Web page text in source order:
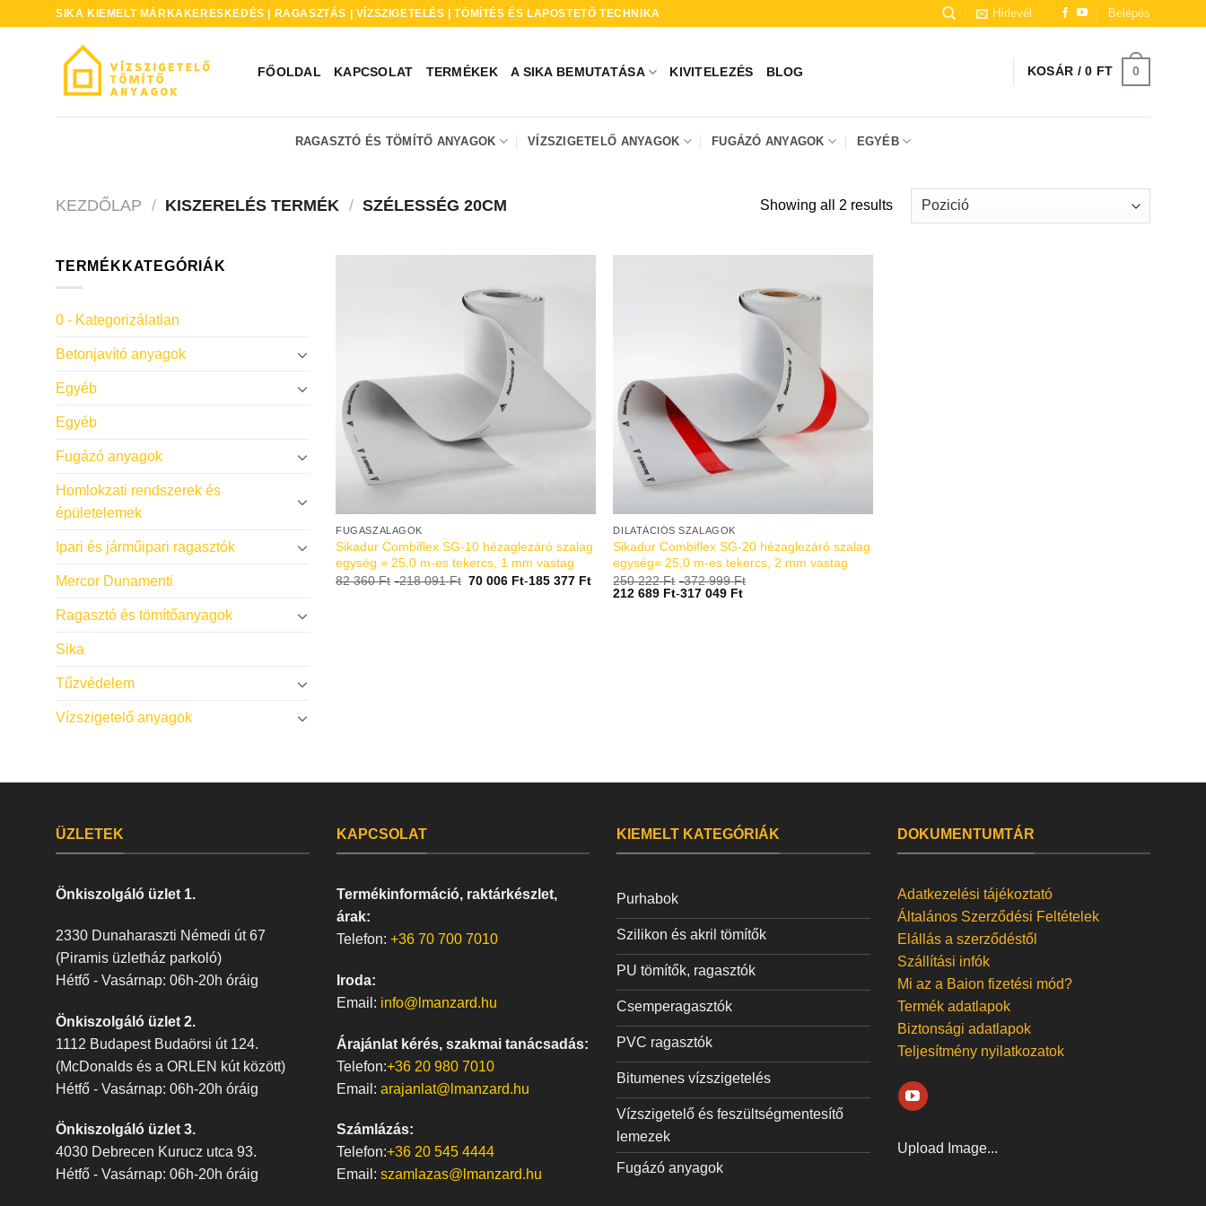
SIKA KIEMELT MÁRKAKERESKEDÉS | RAGASZTÁS | VÍZSZIGETELÉS | TÖMÍTÉS ÉS LAPOSTETŐ TECHNIKA Hírlevél Belépés
FŐOLDAL KAPCSOLAT TERMÉKEK A SIKA BEMUTATÁSA KIVITELEZÉS BLOG KOSÁR /0 FT 0
RAGASZTÓ ÉS TÖMÍTŐ ANYAGOK VÍZSZIGETELŐ ANYAGOK FUGÁZÓ ANYAGOK EGYÉB
KEZDŐLAP / KISZERELÉS TERMÉK / SZÉLESSÉG 20CM Showing all 2 results
TERMÉKKATEGÓRIÁK
0 - Kategorizálatlan
Betonjavító anyagok
Egyéb
Egyéb
Fugázó anyagok
Homlokzati rendszerek és
épületelemek
Ipari és járműipari ragasztók
Mercor Dunamenti
Ragasztó és tömítőanyagok
Sika
Tűzvédelem
Vízszigetelő anyagok
FUGASZALAGOK
Sikadur Combiflex SG-10 hézaglezáró szalag
egység = 25,0 m-es tekercs, 1 mm vastag
82 360Ft -218 091Ft 70 006 Ft-185 377 Ft
DILATÁCIÓS SZALAGOK
Sikadur Combiflex SG-20 hézaglezáró szalag
egység= 25,0 m-es tekercs, 2 mm vastag
250 222Ft -372 999Ft
212 689 Ft-317 049 Ft
ÜZLETEK
Önkiszolgáló üzlet 1.
2330 Dunaharaszti Némedi út 67
(Piramis üzletház parkoló)
Hétfő - Vasárnap: 06h-20h óráig
Önkiszolgáló üzlet 2.
1112 Budapest Budaörsi út 124.
(McDonalds és a ORLEN kút között)
Hétfő - Vasárnap: 06h-20h óráig
Önkiszolgáló üzlet 3.
4030 Debrecen Kurucz utca 93.
Hétfő - Vasárnap: 06h-20h óráig
KAPCSOLAT
Termékinformáció, raktárkészlet,
árak:
Telefon: +36 70 700 7010
Iroda:
Email: info@lmanzard.hu
Árajánlat kérés, szakmai tanácsadás:
Telefon:+36 20 980 7010
Email: arajanlat@lmanzard.hu
Számlázás:
Telefon:+36 20 545 4444
Email: szamlazas@lmanzard.hu
KIEMELT KATEGÓRIÁK
Purhabok
Szilikon és akril tömítők
PU tömítők, ragasztók
Csemperagasztók
PVC ragasztók
Bitumenes vízszigetelés
Vízszigetelő és feszültségmentesítő
lemezek
Fugázó anyagok
DOKUMENTUMTÁR
Adatkezelési tájékoztató
Általános Szerződési Feltételek
Elállás a szerződéstől
Szállítási infók
Mi az a Baion fizetési mód?
Termék adatlapok
Biztonsági adatlapok
Teljesítmény nyilatkozatok
Upload Image...